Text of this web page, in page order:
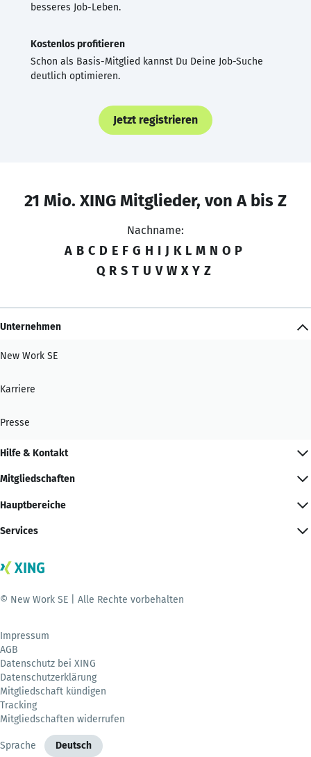
besseres Job-Leben.
Kostenlos profitieren
Schon als Basis-Mitglied kannst Du Deine Job-Suche
deutlich optimieren.
Jetzt registrieren
21 Mio. XING Mitglieder, von A bis Z
Nachname:
A B C D E F G H I J K L M N O P
Q R S T U V W X Y Z
Unternehmen
New Work SE
Karriere
Presse
Hilfe & Kontakt
Mitgliedschaften
Hauptbereiche
Services
© New Work SE | Alle Rechte vorbehalten
Impressum
AGB
Datenschutz bei XING
Datenschutzerklärung
Mitgliedschaft kündigen
Tracking
Mitgliedschaften widerrufen
Sprache Deutsch